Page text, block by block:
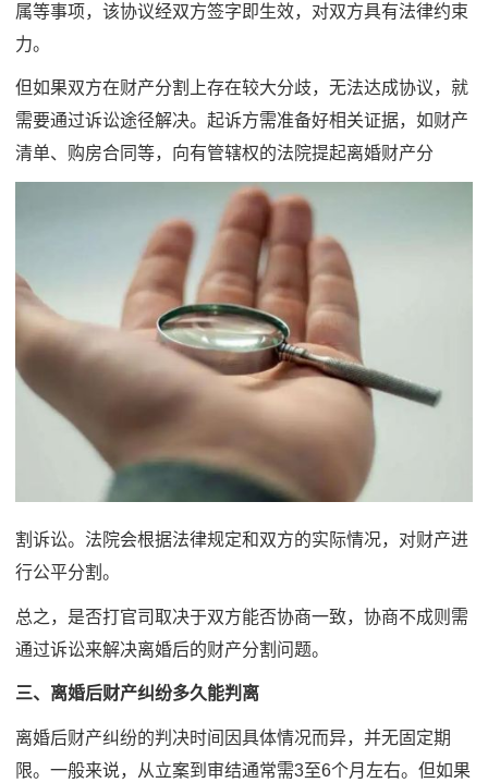
属等事项，该协议经双方签字即生效，对双方具有法律约束
力。
但如果双方在财产分割上存在较大分歧，无法达成协议，就
需要通过诉讼途径解决。起诉方需准备好相关证据，如财产
清单、购房合同等，向有管辖权的法院提起离婚财产分
割诉讼。法院会根据法律规定和双方的实际情况，对财产进
行公平分割。
总之，是否打官司取决于双方能否协商一致，协商不成则需
通过诉讼来解决离婚后的财产分割问题。
三、离婚后财产纠纷多久能判离
离婚后财产纠纷的判决时间因具体情况而异，并无固定期
限。一般来说，从立案到审结通常需3至6个月左右。但如果